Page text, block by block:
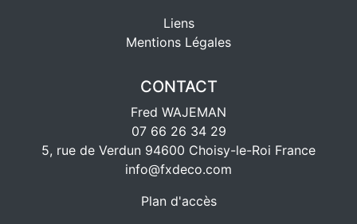
Liens
Mentions Légales
CONTACT
Fred WAJEMAN
07 66 26 34 29
5, rue de Verdun 94600 Choisy-le-Roi France
info@fxdeco.com
Plan d'accès